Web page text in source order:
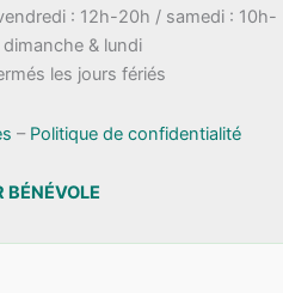
: 12h-20h / samedi : 10h-
& lundi
les jours fériés
– Politique de confidentialité
BÉNÉVOLE